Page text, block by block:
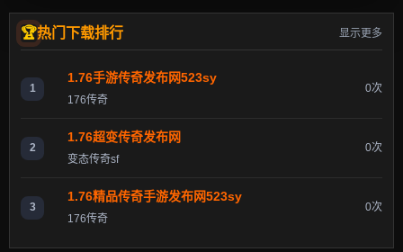
热门下载排行 显示更多
1
1.76手游传奇发布网523sy
176传奇
0次
2
1.76超变传奇发布网
变态传奇sf
0次
3
1.76精品传奇手游发布网523sy
176传奇
0次